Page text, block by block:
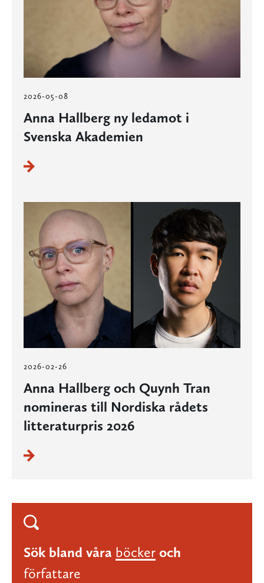
2026-05-08
Anna Hallberg ny ledamot i
Svenska Akademien
2026-02-26
Anna Hallberg och Quynh Tran
nomineras till Nordiska rådets
litteraturpris 2026
Sök bland våra böcker och
författare